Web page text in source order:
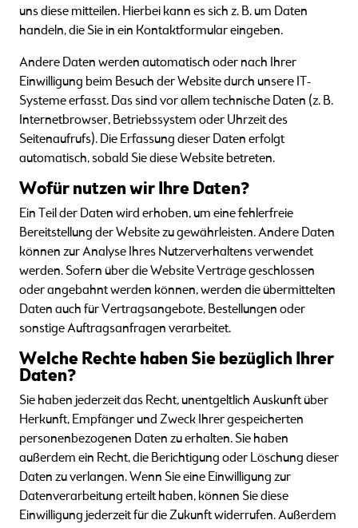
uns diese mitteilen. Hierbei kann es sich z. B. um Daten
handeln, die Sie in ein Kontaktformular eingeben.
Andere Daten werden automatisch oder nach Ihrer
Einwilligung beim Besuch der Website durch unsere IT-
Systeme erfasst. Das sind vor allem technische Daten (z. B.
Internetbrowser, Betriebssystem oder Uhrzeit des
Seitenaufrufs). Die Erfassung dieser Daten erfolgt
automatisch, sobald Sie diese Website betreten.
Wofür nutzen wir Ihre Daten?
Ein Teil der Daten wird erhoben, um eine fehlerfreie
Bereitstellung der Website zu gewährleisten. Andere Daten
können zur Analyse Ihres Nutzerverhaltens verwendet
werden. Sofern über die Website Verträge geschlossen
oder angebahnt werden können, werden die übermittelten
Daten auch für Vertragsangebote, Bestellungen oder
sonstige Auftragsanfragen verarbeitet.
Welche Rechte haben Sie bezüglich Ihrer
Daten?
Sie haben jederzeit das Recht, unentgeltlich Auskunft über
Herkunft, Empfänger und Zweck Ihrer gespeicherten
personenbezogenen Daten zu erhalten. Sie haben
außerdem ein Recht, die Berichtigung oder Löschung dieser
Daten zu verlangen. Wenn Sie eine Einwilligung zur
Datenverarbeitung erteilt haben, können Sie diese
Einwilligung jederzeit für die Zukunft widerrufen. Außerdem